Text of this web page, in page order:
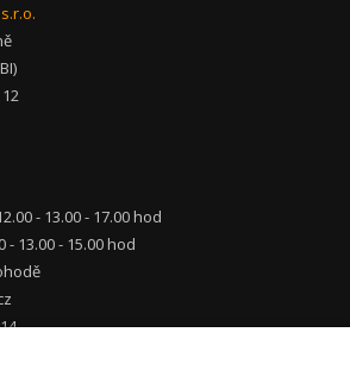
- 13.00 - 17.00 hod
- 13.00 - 15.00 hod